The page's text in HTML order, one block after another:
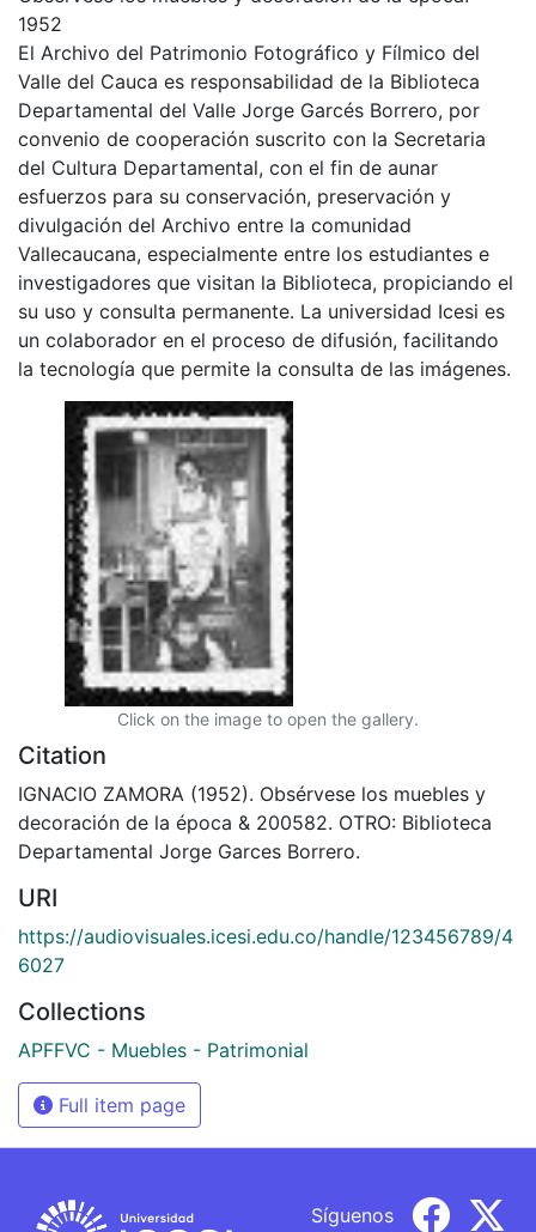
1952
El Archivo del Patrimonio Fotográfico y Fílmico del
Valle del Cauca es responsabilidad de la Biblioteca
Departamental del Valle Jorge Garcés Borrero, por
convenio de cooperación suscrito con la Secretaria
del Cultura Departamental, con el fin de aunar
esfuerzos para su conservación, preservación y
divulgación del Archivo entre la comunidad
Vallecaucana, especialmente entre los estudiantes e
investigadores que visitan la Biblioteca, propiciando el
su uso y consulta permanente. La universidad Icesi es
un colaborador en el proceso de difusión, facilitando
la tecnología que permite la consulta de las imágenes.
Click on the image to open the gallery.
Citation
IGNACIO ZAMORA (1952). Obsérvese los muebles y
decoración de la época & 200582. OTRO: Biblioteca
Departamental Jorge Garces Borrero.
URI
https://audiovisuales.icesi.edu.co/handle/123456789/4
6027
Collections
APFFVC - Muebles - Patrimonial
Full item page
Síguenos